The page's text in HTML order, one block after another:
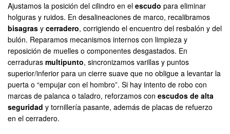
Ajustamos la posición del cilindro en el escudo para eliminar
holguras y ruidos. En desalineaciones de marco, recalibramos
bisagras y cerradero, corrigiendo el encuentro del resbalón y del
bulón. Reparamos mecanismos internos con limpieza y
reposición de muelles o componentes desgastados. En
cerraduras multipunto, sincronizamos varillas y puntos
superior/inferior para un cierre suave que no obligue a levantar la
puerta o “empujar con el hombro”. Si hay intento de robo con
marcas de palanca o taladro, reforzamos con escudos de alta
seguridad y tornillería pasante, además de placas de refuerzo
en el cerradero.